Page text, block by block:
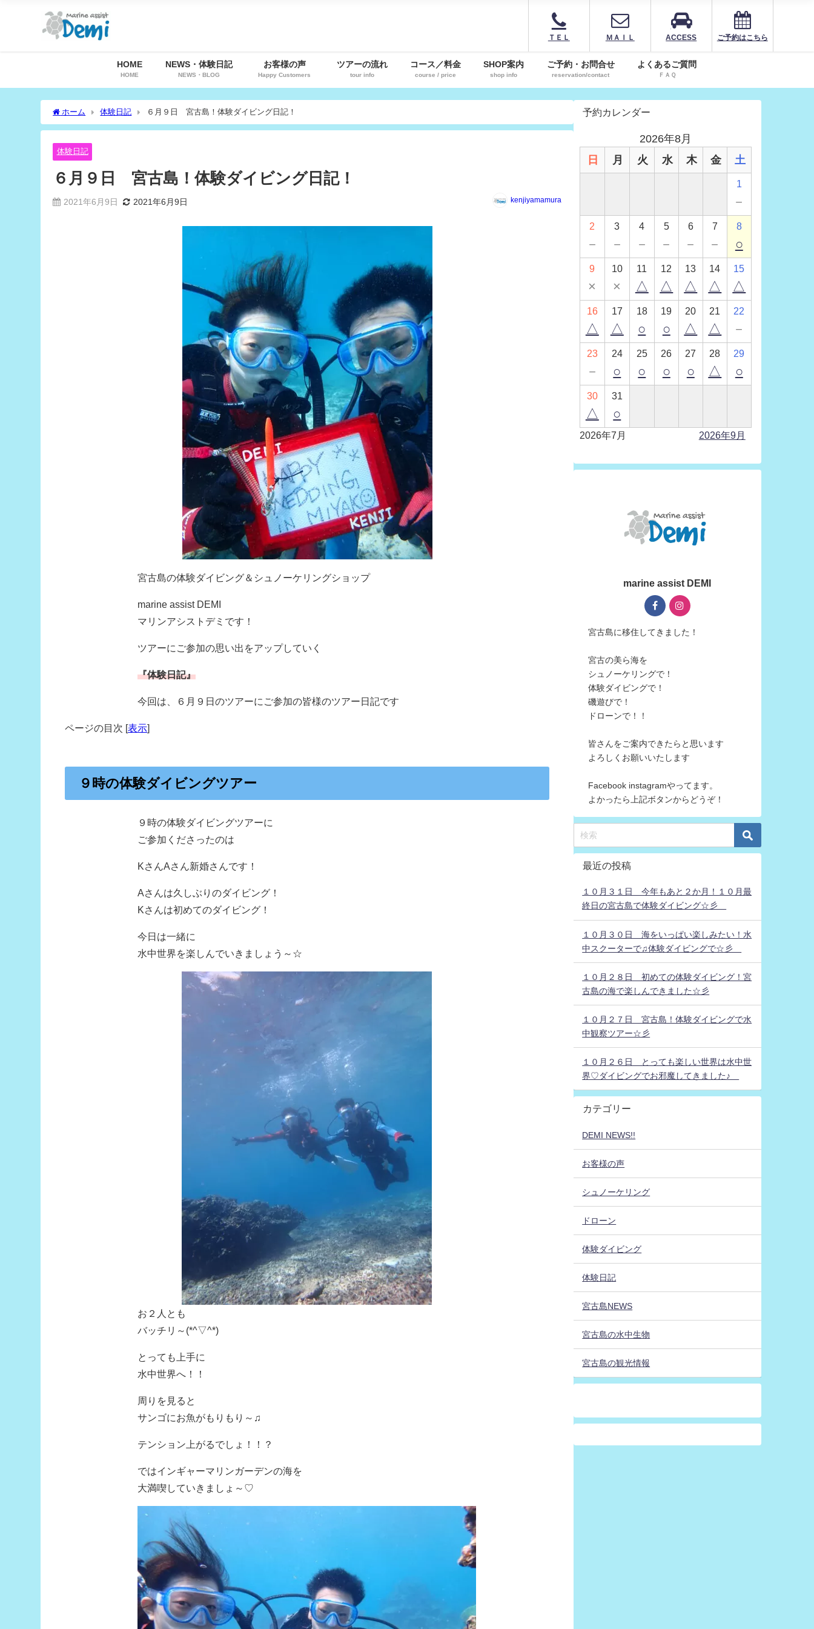
ＴＥＬ ＭＡＩＬ ACCESS ご予約はこちら
HOME
HOME
NEWS・体験日記
NEWS・BLOG
お客様の声
Happy Customers
ツアーの流れ
tour info
コース／料金
course / price
SHOP案内
shop info
ご予約・お問合せ
reservation/contact
よくあるご質問
ＦＡＱ
ホーム 体験日記 ６月９日 宮古島！体験ダイビング日記！
体験日記
６月９日 宮古島！体験ダイビング日記！
2021年6月9日 2021年6月9日 kenjiyamamura
宮古島の体験ダイビング＆シュノーケリングショップ
marine assist DEMI
マリンアシストデミです！
ツアーにご参加の思い出をアップしていく
『体験日記』
今回は、６月９日のツアーにご参加の皆様のツアー日記です
ページの目次 [表示]
９時の体験ダイビングツアー
９時の体験ダイビングツアーに
ご参加くださったのは
KさんAさん新婚さんです！
Aさんは久しぶりのダイビング！
Kさんは初めてのダイビング！
今日は一緒に
水中世界を楽しんでいきましょう～☆
お２人とも
バッチリ～(*^▽^*)
とっても上手に
水中世界へ！！
周りを見ると
サンゴにお魚がもりもり～♫
テンション上がるでしょ！！？
ではインギャーマリンガーデンの海を
大満喫していきましょ～♡
予約カレンダー
2026年8月
日
月 火 水 木 金 土
1
－
2
－
3
－
4
－
5
－
6
－
7
－
8
○
9
×
10
×
11
△
12
△
13
△
14
△
15
△
16
△
17
△
18
○
19
○
20
△
21
△
22
－
23
－
24
○
25
○
26
○
27
○
28
△
29
○
30
△
31
○
2026年7月 2026年9月
marine assist DEMI
宮古島に移住してきました！
宮古の美ら海を
シュノーケリングで！
体験ダイビングで！
磯遊びで！
ドローンで！！
皆さんをご案内できたらと思います
よろしくお願いいたします
Facebook instagramやってます。
よかったら上記ボタンからどうぞ！
最近の投稿
１０月３１日 今年もあと２か月！１０月最
終日の宮古島で体験ダイビング☆彡
１０月３０日 海をいっぱい楽しみたい！水
中スクーターで♫体験ダイビングで☆彡
１０月２８日 初めての体験ダイビング！宮
古島の海で楽しんできました☆彡
１０月２７日 宮古島！体験ダイビングで水
中観察ツアー☆彡
１０月２６日 とっても楽しい世界は水中世
界♡ダイビングでお邪魔してきました♪
カテゴリー
DEMI NEWS!!
お客様の声
シュノーケリング
ドローン
体験ダイビング
体験日記
宮古島NEWS
宮古島の水中生物
宮古島の観光情報